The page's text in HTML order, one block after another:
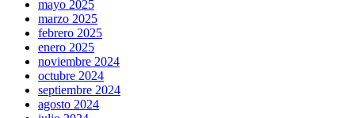
mayo 2025
marzo 2025
febrero 2025
enero 2025
noviembre 2024
octubre 2024
septiembre 2024
agosto 2024